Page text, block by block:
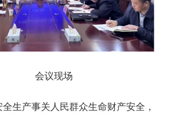
会议现场
生产事关人民群众生命财产安全，